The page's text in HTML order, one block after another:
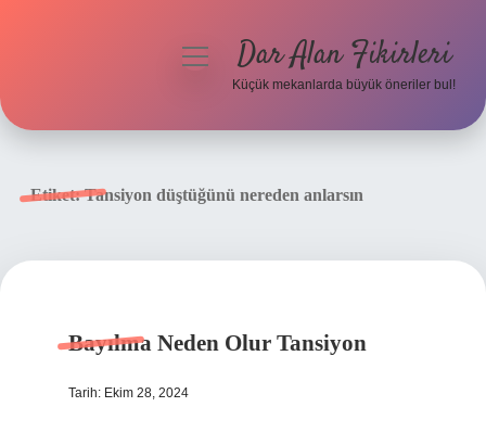
menüyüDar Alan Fikirleri
Küçük mekanlarda büyük öneriler bul!
Etiket:Tansiyon düştüğünü nereden anlarsın
Bayılma Neden Olur Tansiyon
Tarih: Ekim 28, 2024